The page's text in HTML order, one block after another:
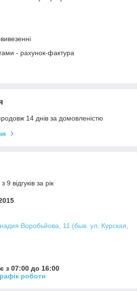
- рахунок-фактура
14 днів за домовленістю
відгуків за рік
Воробьйова, 11 (быв. ул. Курская,
з 07:00 до 16:00
роботи